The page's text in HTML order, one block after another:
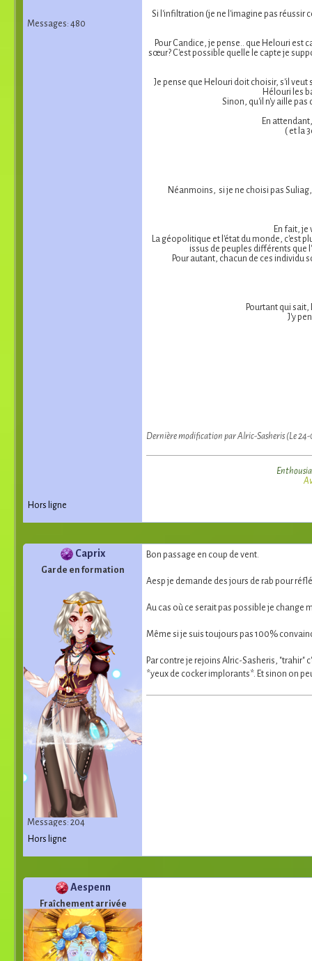
Messages: 480
Si l'infiltration (je ne l'imagine pas réussir
Pour Candice, je pense.. que Helouri est
sœur? C'est possible quelle le capte je
Je pense que Helouri doit choisir, s'il
Hélouri les
Sinon, qu'il n'y aille
En
( et la
Néanmoins, si je ne choisi pas
En fait, je
La géopolitique et l'état du monde, c'est
issus de peuples différents que
Pour autant, chacun de ces
Pourtant qui
J'y
Dernière modification par Alric-Sasheris (Le
Enthou
Hors ligne
Caprix
Garde en formation
Messages: 204
Bon passage en coup de vent.
Aesp je demande des jours de rab pour
Au cas où ce serait pas possible je change
Même si je suis toujours pas 100%
Par contre je rejoins Alric-Sasheris, "trahir"
*yeux de cocker implorants*. Et sinon on
Hors ligne
Aespenn
Fraîchement arrivée